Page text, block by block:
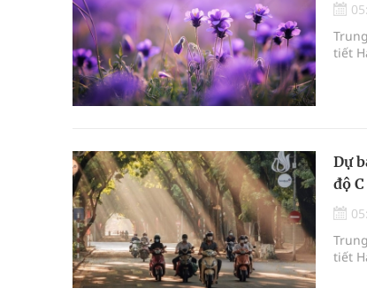
tiết
Dự
độ C
tiết